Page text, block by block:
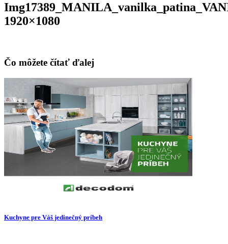
1920×1080
Čo môžete čítať ďalej
Kuchyne pre Váš jedinečný príbeh